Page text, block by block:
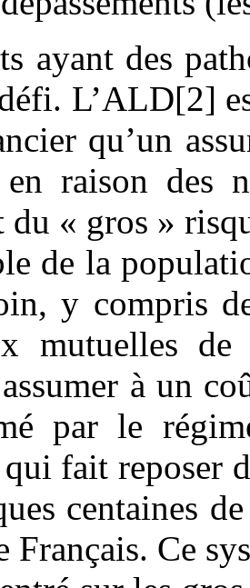
ayant des
L’ALD[2]
qu’un
raison des
du « gros »
de la
y compris
mutuelles
à un
par le
fait reposer
centaines
Français. Ce